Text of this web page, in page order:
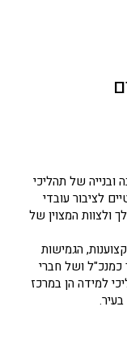
של תהליכי
לציבור עובדי
ולצוות המצוין של
הגמישות
ושל חברי
למידה הן במרכז